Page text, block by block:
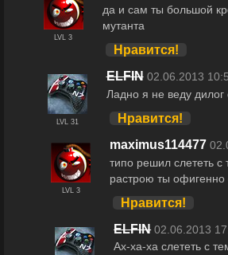
LVL 3
да и сам ты большой
мутанта
Нравится!
LVL 31
ELFIN 02.06.2013
Ладно я не веду дилог
Нравится!
LVL 3
maximus114477
типо решил слететь с
растрою ты офигенно
Нравится!
ELFIN 02.06.2013
Ах-ха-ха слететь с